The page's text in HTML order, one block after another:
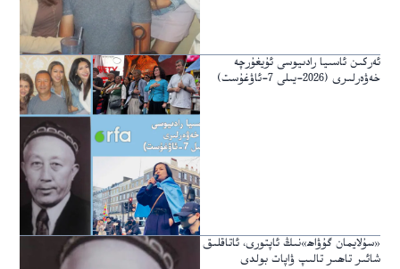
ئەركىن ئاسىيا رادىيوسى ئۇيغۇرچە
خەۋەرلىرى (2026-يىلى 7-ئاۋغۇست)
«سۇلايمان گۇۋاھ»نىڭ ئاپتورى، ئاتاقلىق
شائىر تاھىر تالىپ ۋاپات بولدى